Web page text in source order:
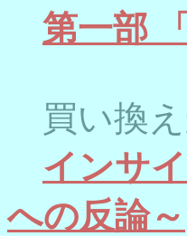
第一部
買い換え
インサ
への反論～